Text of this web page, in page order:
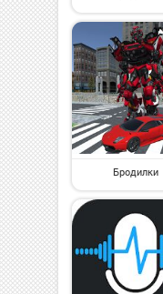
Бродилки